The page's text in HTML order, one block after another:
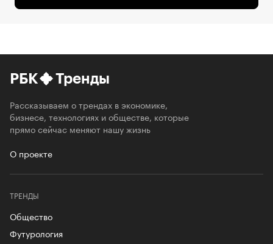
РБК Тренды
Рассказываем о трендах в экономике,
бизнесе, технологиях и обществе, которые
прямо сейчас меняют нашу жизнь
О проекте
ТРЕНДЫ
Общество
Футурология